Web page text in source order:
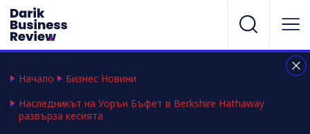
Начало
Бизнес Новини
Наследникът на Уорън Бъфет в Berkshire Hathaway
развърза кесията